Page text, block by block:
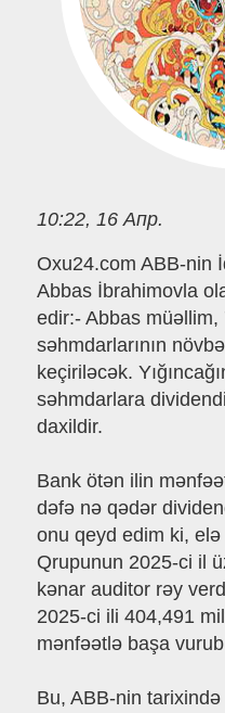
10:22, 16 Апр.
Oxu24.com ABB-nin
Abbas İbrahimovla
edir:- Abbas müəllim,
səhmdarlarının
keçiriləcək.
səhmdarlara
daxildir.
Bank ötən ilin
dəfə nə qədər
onu qeyd edim ki,
Qrupunun 2025-ci il
kənar auditor rəy
2025-ci ili 404,491
mənfəətlə başa
Bu, ABB-nin